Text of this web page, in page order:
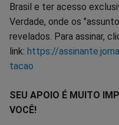
Brasil e ter acesso
Verdade, onde os
revelados. Para assinar,
link: https://
tacao
SEU APOIO É MUITO
VOCÊ!